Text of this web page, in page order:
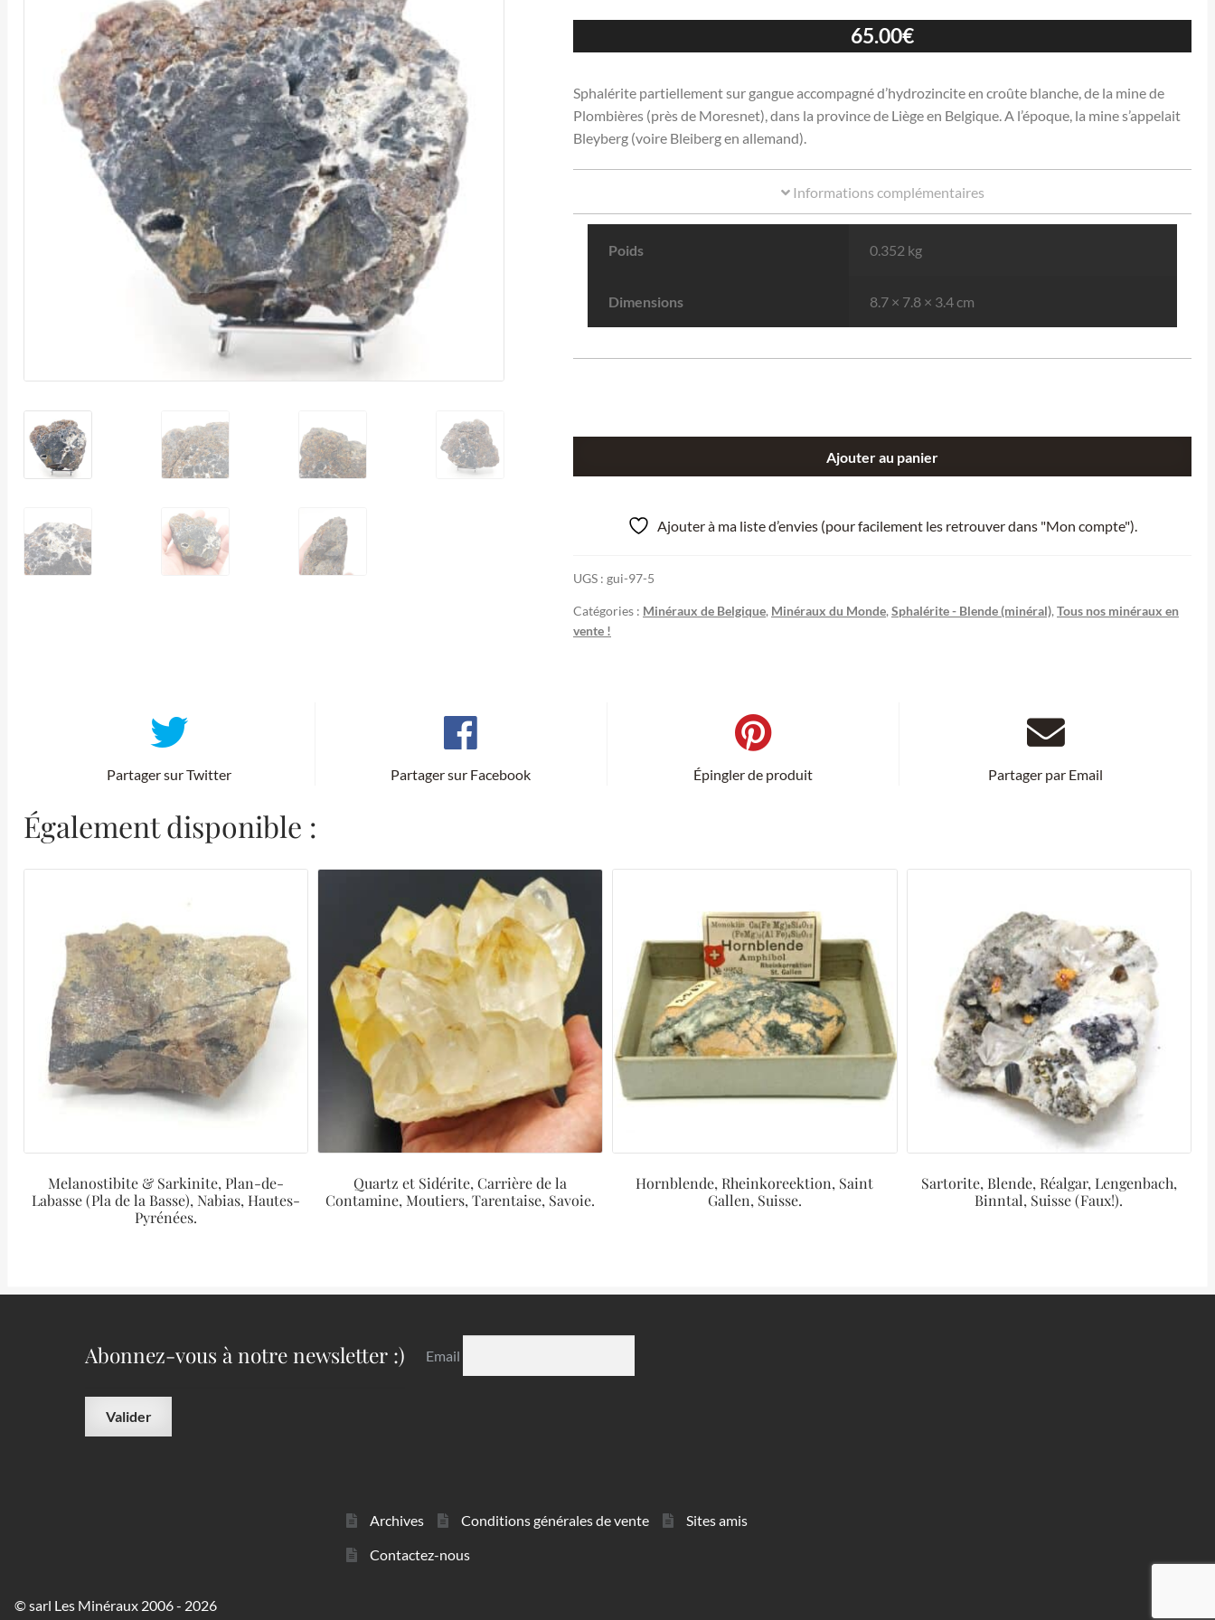
65.00€
Sphalérite partiellement sur gangue accompagné d’hydrozincite en croûte blanche, de la mine de
Plombières (près de Moresnet), dans la province de Liège en Belgique. A l’époque, la mine s’appelait
Bleyberg (voire Bleiberg en allemand).
Informations complémentaires
Poids 0.352 kg
Dimensions 8.7 × 7.8 × 3.4 cm
Hydrozincite,
Plombières
(Bleyberg),
Belgique.
Ajouter au panier
Ajouter à ma liste d’envies (pour facilement les retrouver dans "Mon compte").
UGS : gui-97-5
Catégories : Minéraux de Belgique, Minéraux du Monde, Sphalérite - Blende (minéral), Tous nos minéraux en
vente !
Partager sur Twitter Partager sur Facebook Épingler de produit Partager par Email
Également disponible :
Melanostibite & Sarkinite, Plan-de-
Labasse (Pla de la Basse), Nabias, Hautes-
Pyrénées.
Quartz et Sidérite, Carrière de la
Contamine, Moutiers, Tarentaise, Savoie.
Hornblende, Rheinkoreektion, Saint
Gallen, Suisse.
Sartorite, Blende, Réalgar, Lengenbach,
Binntal, Suisse (Faux!).
Abonnez-vous à notre newsletter :) Email
Archives Conditions générales de vente
Sites amis
Contactez-nous
© sarl Les Minéraux 2006 - 2026